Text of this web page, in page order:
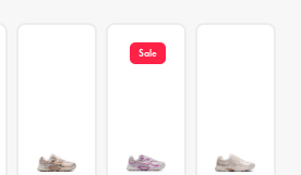
Sale